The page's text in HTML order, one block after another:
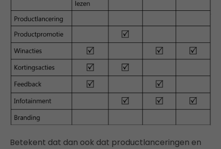
Betekent dat dan ook dat productlanceringen en